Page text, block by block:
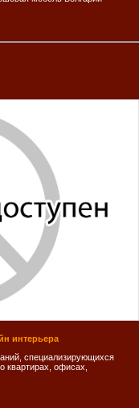
интерьера
специализирующихся
квартирах, офисах,